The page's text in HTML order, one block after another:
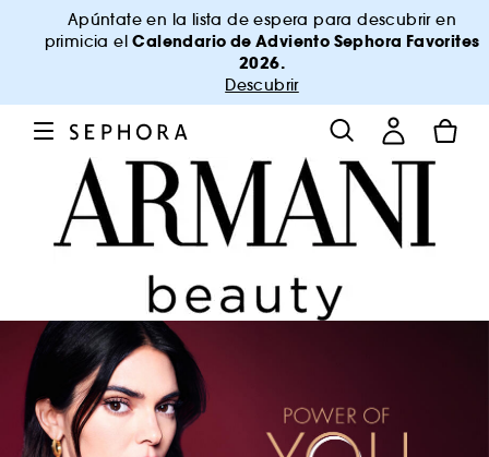
Apúntate en la lista de espera para descubrir en
primicia elCalendario de Adviento Sephora Favorites
2026.
Descubrir